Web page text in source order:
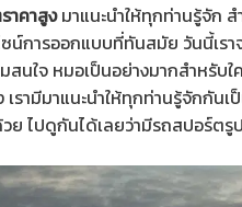
าคาสูงมาแนะนำให้ทุกท่านรู้จัก
น์การออกแบบที่ทันสมัย วันนี้เร
สนใจ หมอเป็นอย่างมากสำหรับ
เรามีมาแนะนำให้ทุกท่านรู้จักกั
ย ไปดูกันได้เลยว่ามีรถสปอร์ตรู